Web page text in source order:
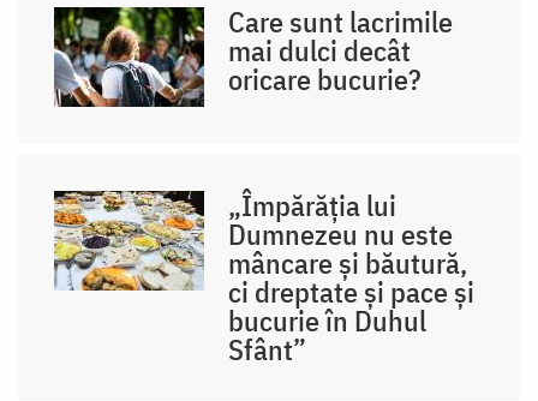
Care sunt lacrimile
mai dulci decât
oricare bucurie?
„Împărăția lui
Dumnezeu nu este
mâncare și băutură,
ci dreptate și pace și
bucurie în Duhul
Sfânt”